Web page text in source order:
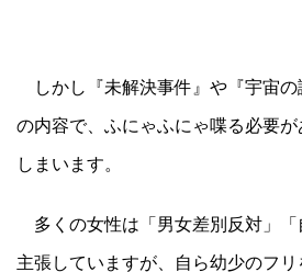
しかし『未解決事件』や『宇宙の
の内容で、ふにゃふにゃ喋る必要
しまいます。
多くの女性は「男女差別反対」「
主張していますが、自ら幼少のフ